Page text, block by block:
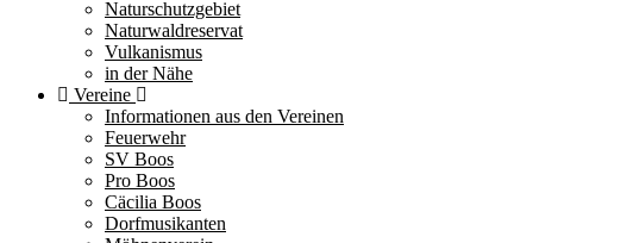
Naturschutzgebiet
Naturwaldreservat
Vulkanismus
in der Nähe
Vereine
Informationen aus den Vereinen
Feuerwehr
SV Boos
Pro Boos
Cäcilia Boos
Dorfmusikanten